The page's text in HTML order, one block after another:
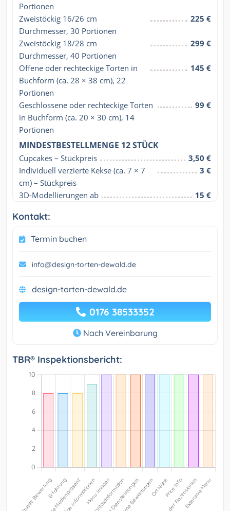
Portionen
Zweistöckig 16/26 cm
Durchmesser, 30 Portionen
225 €
Zweistöckig 18/28 cm
Durchmesser, 40 Portionen
299 €
Offene oder rechteckige Torten in
Buchform (ca. 28 × 38 cm), 22
Portionen
145 €
Geschlossene oder rechteckige Torten
in Buchform (ca. 20 × 30 cm), 14
Portionen
99 €
MINDESTBESTELLMENGE 12 STÜCK
Cupcakes – Stückpreis
3,50 €
Individuell verzierte Kekse (ca. 7 × 7
cm) – Stückpreis
3 €
3D-Modellierungen ab 15 €
Kontakt:
Termin buchen
info@design-torten-dewald.de
design-torten-dewald.de
0176 38533352
Nach Vereinbarung
TBR® Inspektionsbericht: